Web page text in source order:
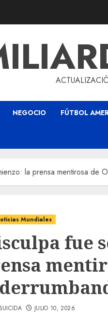
NEGOCIO FÚTBOL
la prensa mentirosa de
Mundiales
fue
JULIO 10, 2026